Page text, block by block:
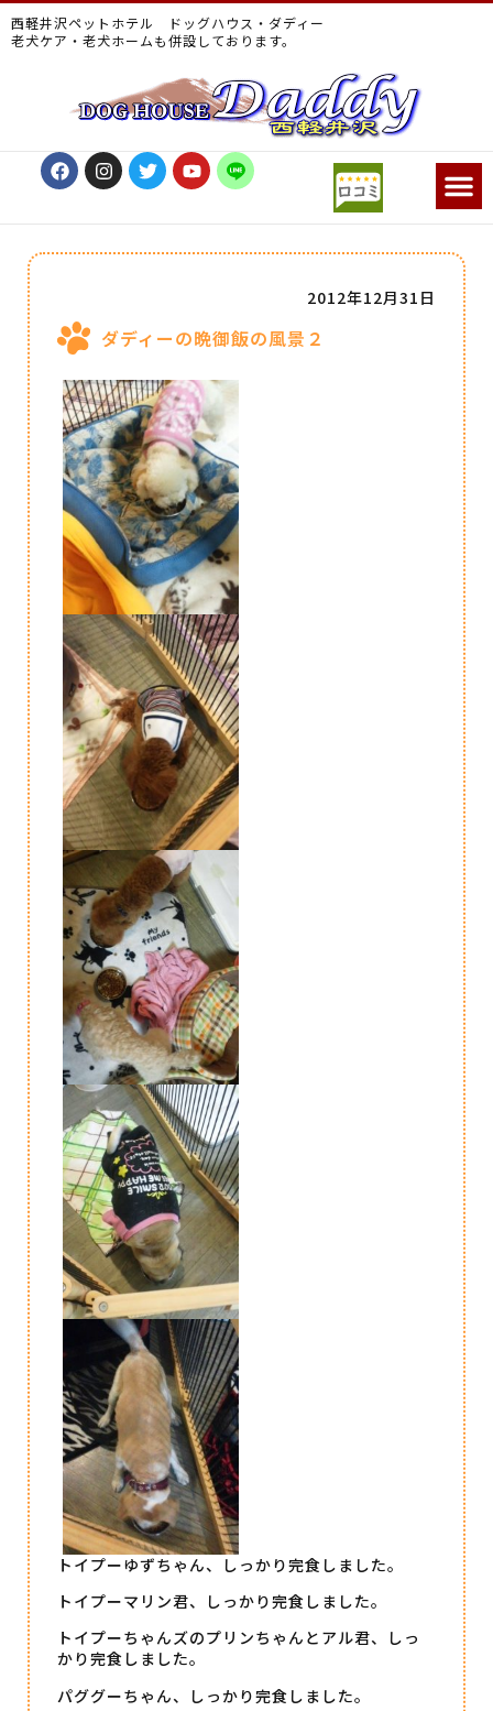
西軽井沢ペットホテル ドッグハウス・ダディー
老犬ケア・老犬ホームも併設しております。
ダディーの晩御飯の風景２
2012年12月31日
トイプーゆずちゃん、しっかり完食しました。
トイプーマリン君、しっかり完食しました。
トイプーちゃんズのプリンちゃんとアル君、しっ
かり完食しました。
パググーちゃん、しっかり完食しました。